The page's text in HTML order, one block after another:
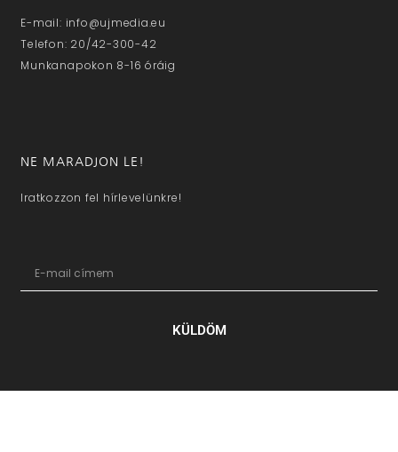
E-mail: info@ujmedia.eu
Telefon: 20/42-300-42
Munkanapokon 8-16 óráig
NE MARADJON LE!
Iratkozzon fel hírlevelünkre!
KÜLDÖM